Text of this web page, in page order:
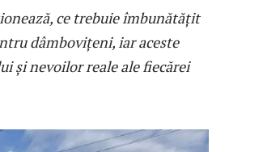
ce trebuie îmbunătățit
dâmbovițeni, iar aceste
și nevoilor reale ale fiecărei